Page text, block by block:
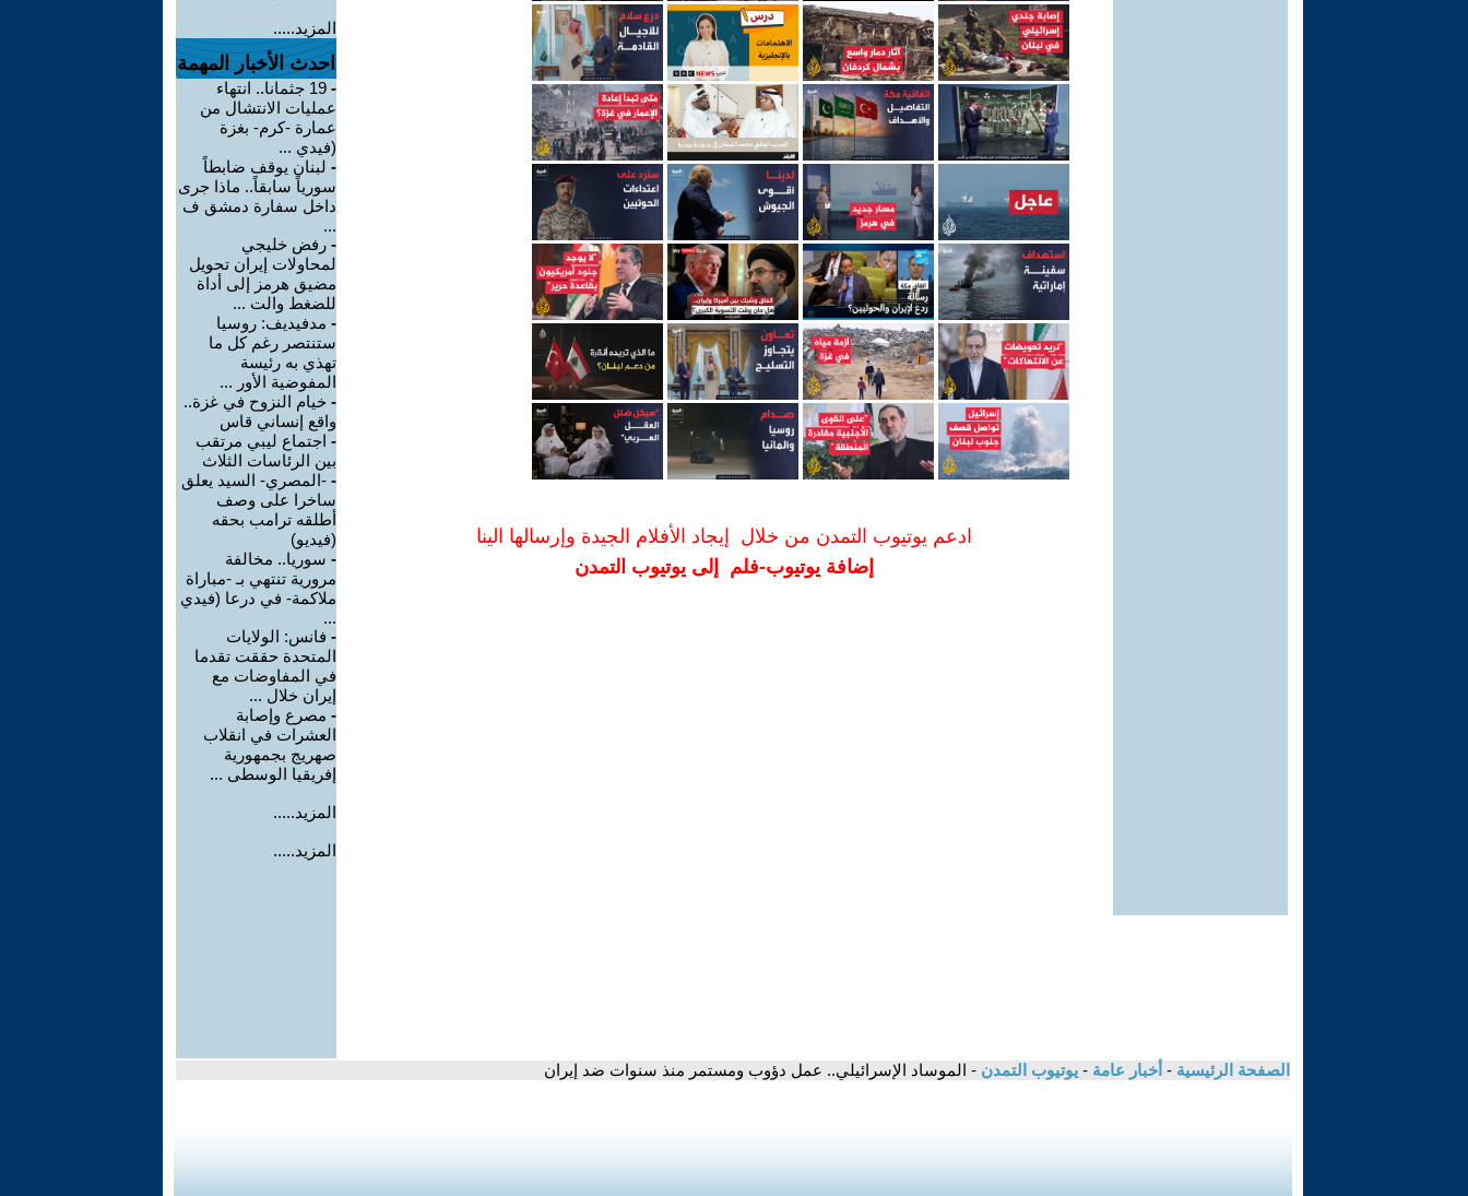
ادعم يوتيوب التمدن من خلال إيجاد الأفلام الجيدة وإرسالها الينا
إضافة يوتيوب-فلم إلى يوتيوب التمدن
المزيد.....
احدث الأخبار المهمة
-
19 جثمانا.. انتهاء
عمليات الانتشال من
عمارة -كرم- بغزة
(فيدي ...
- لبنان يوقف ضابطاً
سورياً سابقاً.. ماذا جرى
داخل سفارة دمشق ف
...
- رفض خليجي
لمحاولات إيران تحويل
مضيق هرمز إلى أداة
للضغط والت ...
- مدفيديف: روسيا
ستنتصر رغم كل ما
تهذي به رئيسة
المفوضية الأور ...
- خيام النزوح في غزة..
واقع إنساني قاس
- اجتماع ليبي مرتقب
بين الرئاسات الثلاث
- -المصري- السيد يعلق
ساخرا على وصف
أطلقه ترامب بحقه
(فيديو)
- سوريا.. مخالفة
مرورية تنتهي بـ -مباراة
ملاكمة- في درعا (فيدي
...
- فانس: الولايات
المتحدة حققت تقدما
في المفاوضات مع
إيران خلال ...
- مصرع وإصابة
العشرات في انقلاب
صهريج بجمهورية
إفريقيا الوسطى ...
المزيد.....
المزيد.....
الصفحة الرئيسية - أخبار عامة - يوتيوب التمدن - الموساد الإسرائيلي.. عمل دؤوب ومستمر منذ سنوات ضد إيران